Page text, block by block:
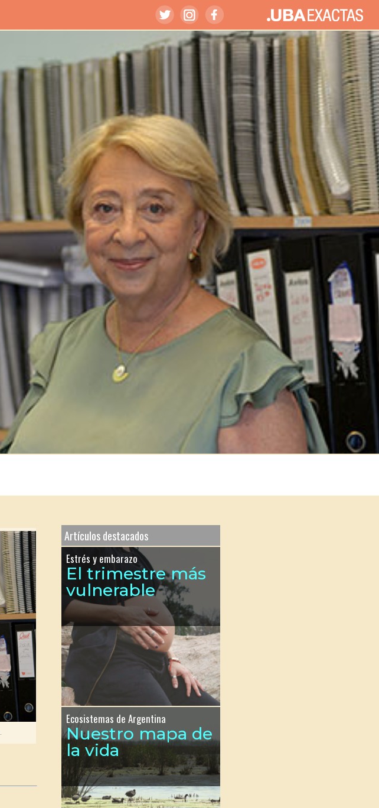
Artículos destacados
Estrés y embarazo
El trimestre más
vulnerable
Ecosistemas de Argentina
Nuestro mapa de
la vida